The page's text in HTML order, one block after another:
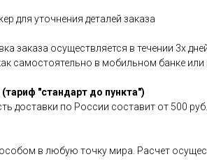
для уточнения деталей заказа
заказа осуществляется в течении 3х
самостоятельно в мобильном банке
"стандарт до пункта")
доставки по России составит от 500
в любую точку мира. Расчет